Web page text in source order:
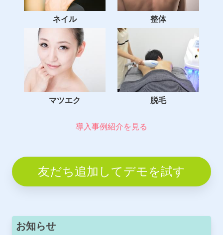
ネイル
マツエク
整体
脱毛
導入事例紹介を見る
友だち追加してデモを試す
お知らせ